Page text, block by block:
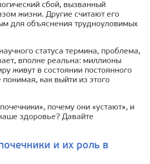
сбой, вызванный
жизни. Другие считают его
для объяснения трудноуловимых
статуса термина, проблема,
вполне реальна: миллионы
живут в состоянии постоянного
как выйти из этого
почему они «устают», и
здоровье? Давайте
и их роль в